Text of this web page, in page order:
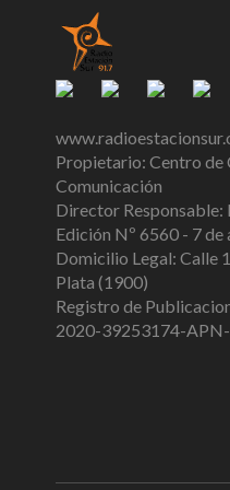
Paulon ratificó en
no se pueden
Propietario: Centro de
Comunicación
Director Responsable:
Edición Nº 6560 - 7 de
Domicilio Legal: Calle
Plata (1900)
Registro de
2020-39253174-